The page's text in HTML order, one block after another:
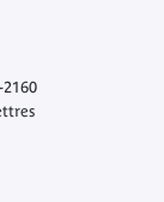
2160